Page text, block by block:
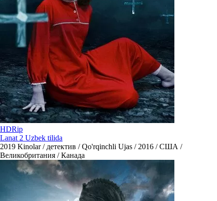
HDRip
Lanat 2 Uzbek tilida
2019 Kinolar / детектив / Qo'rqinchli Ujas / 2016 / США /
Великобритания / Канада